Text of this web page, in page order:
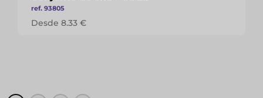
ref. 93805
Desde 8.33 €